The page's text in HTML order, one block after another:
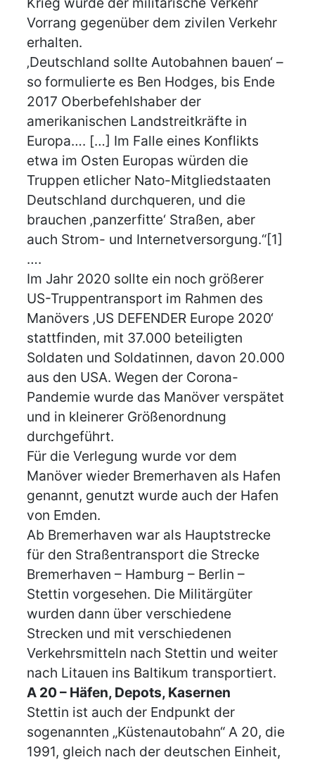
Vorrang gegenüber dem zivilen Verkehr
erhalten.
‚Deutschland sollte Autobahnen bauen‘ –
so formulierte es Ben Hodges, bis Ende
2017 Oberbefehlshaber der
amerikanischen Landstreitkräfte in
Europa…. […] Im Falle eines Konflikts
etwa im Osten Europas würden die
Truppen etlicher Nato-Mitgliedstaaten
Deutschland durchqueren, und die
brauchen ‚panzerfitte‘ Straßen, aber
auch Strom- und Internetversorgung.“[1]
….
Im Jahr 2020 sollte ein noch größerer
US-Truppentransport im Rahmen des
Manövers ‚US DEFENDER Europe 2020‘
stattfinden, mit 37.000 beteiligten
Soldaten und Soldatinnen, davon 20.000
aus den USA. Wegen der Corona-
Pandemie wurde das Manöver verspätet
und in kleinerer Größenordnung
durchgeführt.
Für die Verlegung wurde vor dem
Manöver wieder Bremerhaven als Hafen
genannt, genutzt wurde auch der Hafen
von Emden.
Ab Bremerhaven war als Hauptstrecke
für den Straßentransport die Strecke
Bremerhaven – Hamburg – Berlin –
Stettin vorgesehen. Die Militärgüter
wurden dann über verschiedene
Strecken und mit verschiedenen
Verkehrsmitteln nach Stettin und weiter
nach Litauen ins Baltikum transportiert.
A 20 – Häfen, Depots, Kasernen
Stettin ist auch der Endpunkt der
sogenannten „Küstenautobahn“ A 20, die
1991, gleich nach der deutschen Einheit,